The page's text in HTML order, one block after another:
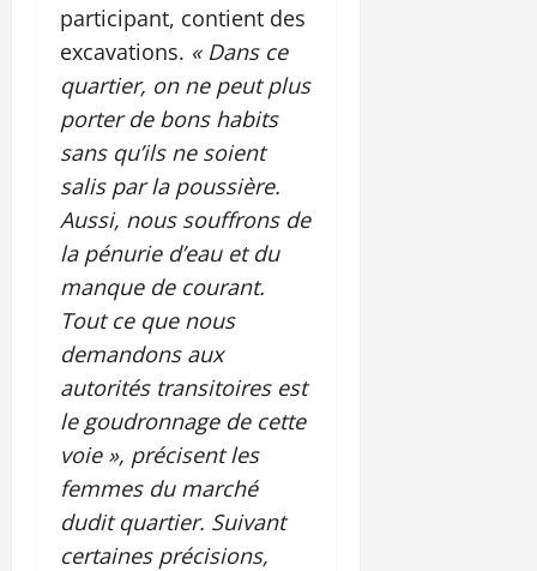
participant, contient des
excavations. « Dans ce
quartier, on ne peut plus
porter de bons habits
sans qu’ils ne soient
salis par la poussière.
Aussi, nous souffrons de
la pénurie d’eau et du
manque de courant.
Tout ce que nous
demandons aux
autorités transitoires est
le goudronnage de cette
voie », précisent les
femmes du marché
dudit quartier. Suivant
certaines précisions,